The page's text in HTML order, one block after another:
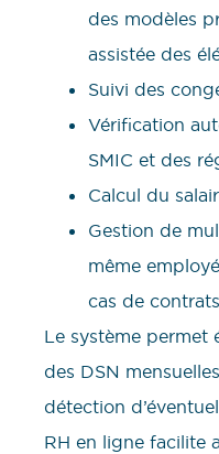
des modèles
assistée des
Suivi des
Vérification
SMIC et des
Calcul du
Gestion de
même
cas de
Le système permet
des DSN
détection
RH en ligne facilite